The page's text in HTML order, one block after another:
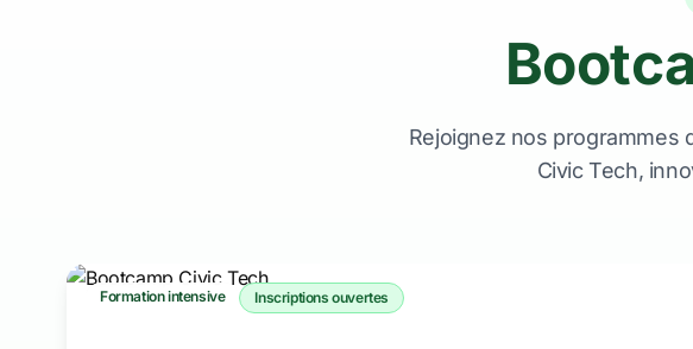
Rejoignez nos programmes
Civic Tech,
Formation intensive Inscriptions ouvertes